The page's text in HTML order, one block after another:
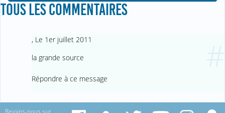
TOUS LES COMMENTAIRES
, Le 1er juillet 2011
la grande source
Répondre à ce message